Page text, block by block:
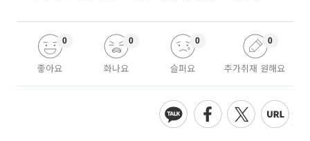
좋아요
0
화나요
0
슬퍼요
0
추가취재 원해요
0